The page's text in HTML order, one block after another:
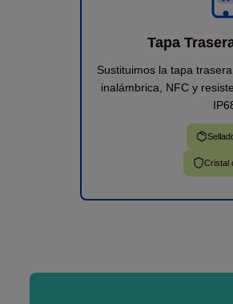
Tapa
Sustituimos la tapa
inalámbrica, NFC y
Cristal